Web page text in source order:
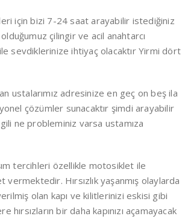
için bizi 7-24 saat arayabilir istediğiniz
çilingir ve acil anahtarcı
sevdiklerinize ihtiyaç olacaktır Yirmi dört
ustalarımız adresinize en geç on beş ila
çözümler sunacaktır şimdi arayabilir
ne probleminiz varsa ustamıza
tercihleri özellikle motosiklet ile
Hırsızlık yaşanmış olaylarda
olan kapı ve kilitlerinizi eskisi gibi
bir daha kapınızı açamayacak